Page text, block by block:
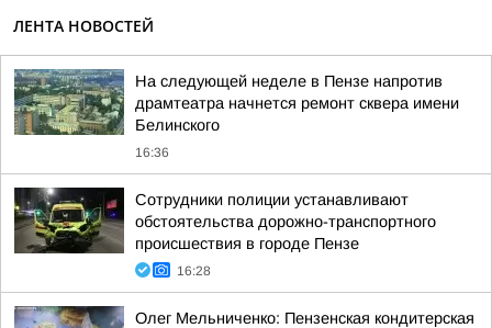
ЛЕНТА НОВОСТЕЙ
На следующей неделе в Пензе напротив
драмтеатра начнется ремонт сквера имени
Белинского
16:36
Сотрудники полиции устанавливают
обстоятельства дорожно-транспортного
происшествия в городе Пензе
16:28
Олег Мельниченко: Пензенская кондитерская